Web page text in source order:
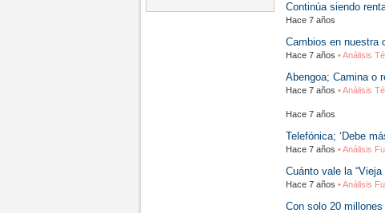
Continúa siendo
Hace 7 años
Cambios en nuestra
Hace 7 años • Análisis
Abengoa; Camina o
Hace 7 años • Análisis
Hace 7 años
Telefónica; ‘Debe
Hace 7 años • Análisis
Cuánto vale la “Vieja
Hace 7 años • Análisis
Con solo 20